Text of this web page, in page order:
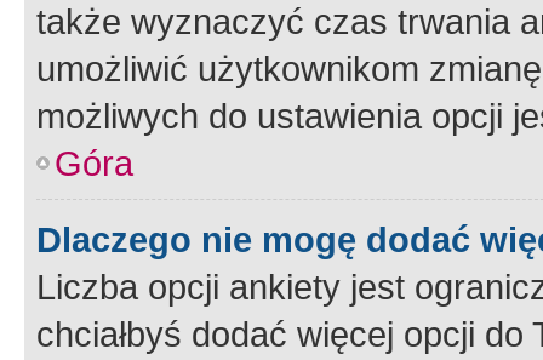
także wyznaczyć czas trwania
umożliwić użytkownikom
możliwych do ustawienia opcji
Góra
Dlaczego nie mogę dodać
Liczba opcji ankiety jest
chciałbyś dodać więcej opcji